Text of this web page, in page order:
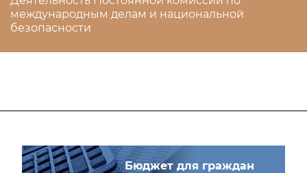
международным делам и национальной
безопасности
Бюджет для граждан